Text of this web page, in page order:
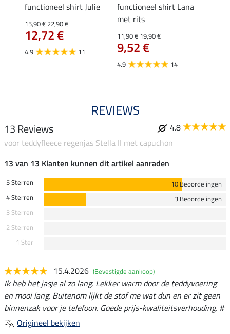
functioneel shirt Julie
15,90 €22,90 €
12,72 €
4.9 11
functioneel shirt Lana
met rits
11,90 €19,90 €
9,52 €
4.9 14
REVIEWS
13 Reviews
4.8
voor teddyfleece regenjas Stella II met capuchon
13 van 13 Klanten kunnen dit artikel aanraden
5 Sterren
10 Beoordelingen
4 Sterren
3 Beoordelingen
3 Sterren
2 Sterren
1 Ster
15.4.2026 (Bevestigde aankoop)
Ik heb het jasje al zo lang. Lekker warm door de teddyvoering
en mooi lang. Buitenom lijkt de stof me wat dun en er zit geen
binnenzak voor je telefoon. Goede prijs-kwaliteitsverhouding. #
Origineel bekijken